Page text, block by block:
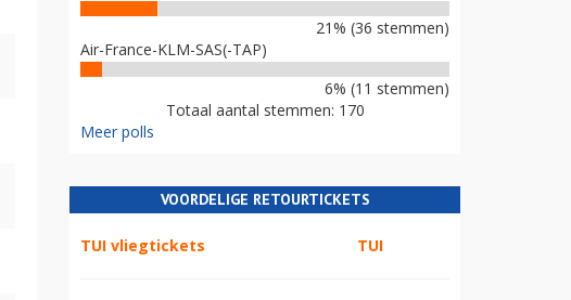
21% (36 stemmen)
Air-France-KLM-SAS(-TAP)
6% (11 stemmen)
Totaal aantal stemmen: 170
Meer polls
VOORDELIGE RETOURTICKETS
TUI vliegtickets TUI